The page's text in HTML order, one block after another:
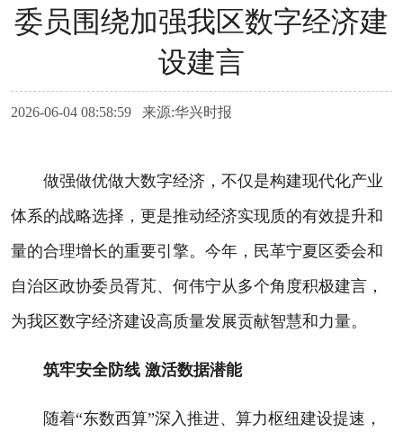
委员围绕加强我区数字经济建
设建言
2026-06-04 08:58:59 来源:华兴时报
做强做优做大数字经济，不仅是构建现代化产业
体系的战略选择，更是推动经济实现质的有效提升和
量的合理增长的重要引擎。今年，民革宁夏区委会和
自治区政协委员胥芃、何伟宁从多个角度积极建言，
为我区数字经济建设高质量发展贡献智慧和力量。
筑牢安全防线 激活数据潜能
随着“东数西算”深入推进、算力枢纽建设提速，